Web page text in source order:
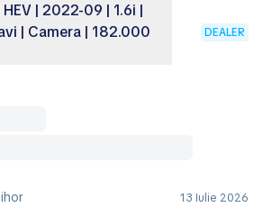
HEV | 2022-09 | 1.6i |
| Camera | 182.000
DEALER
13 Iulie 2026